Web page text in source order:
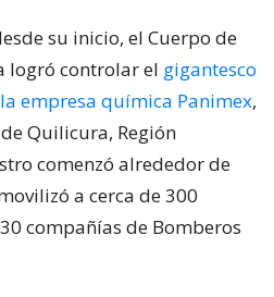
su inicio, el Cuerpo de
logró controlar el gigantesco
empresa química Panimex,
Quilicura, Región
comenzó alrededor de
a cerca de 300
compañías de Bomberos